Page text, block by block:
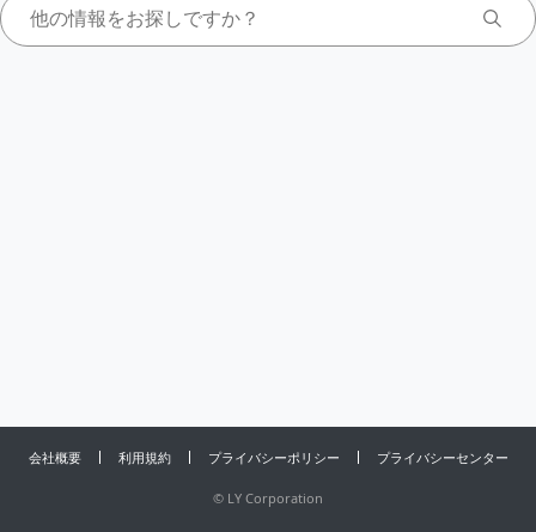
会社概要 利用規約 プライバシーポリシー プライバシーセンター
© LY Corporation